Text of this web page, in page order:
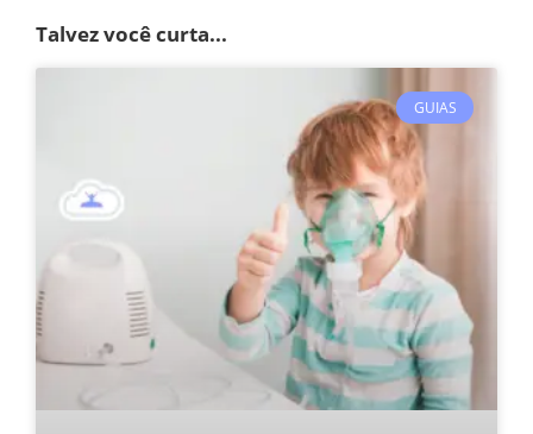
Talvez você curta...
GUIAS